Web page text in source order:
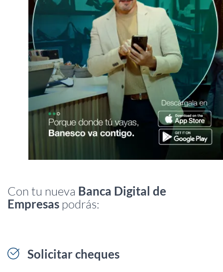
Con tu nueva Banca Digital de
Empresas podrás:
Solicitar cheques